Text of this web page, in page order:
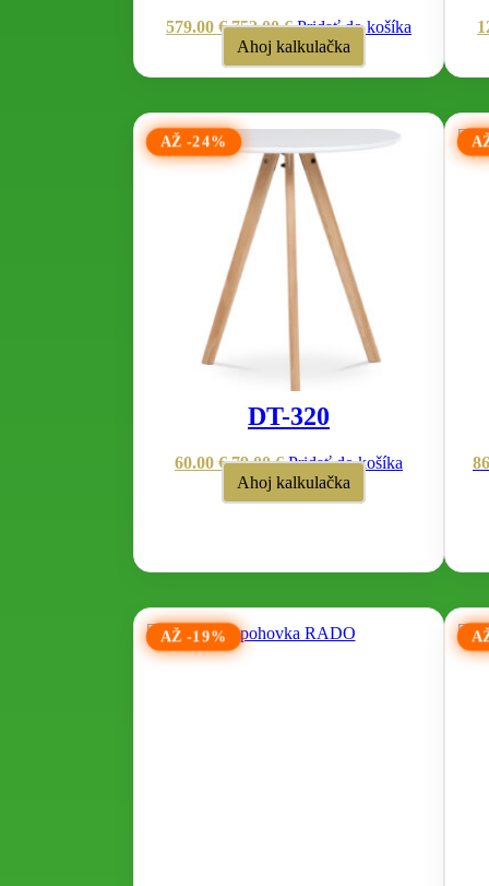
579.00 € 752.00€ Pridať do košíka
Ahoj kalkulačka
AŽ -24%
DT-320
60.00 € 79.00€ Pridať do košíka
Ahoj kalkulačka
AŽ -19%